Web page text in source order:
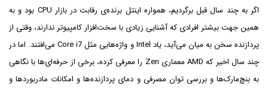
اگر به چند سال قبل برگردیم، همواره اینتل برنده‌ی رقابت در بازار CPU بود و به
همین جهت بیشتر افرادی که آشنایی زیادی با سخت‌افزار کامپیوتر ندارند، وقتی از
پردازنده سخن به میان می‌آید، یاد Intel و واژه‌هایی مثل Core i7 می‌افتند. اما در
چند سال اخیر که AMD معماری Zen را معرفی کرده، برخی از حرفه‌ای‌ها با نگاهی
به بنچ‌مارک‌ها و بررسی توان مصرفی و دمای پردازنده‌ها و امکانات مادربوردها و